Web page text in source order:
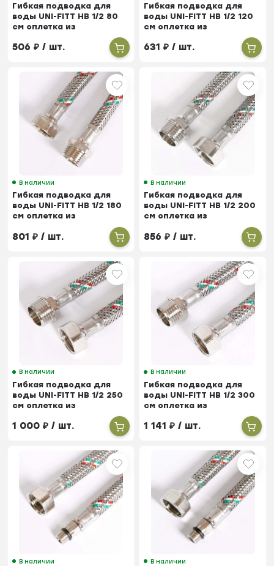
Гибкая подводка для
воды UNI-FITT НВ 1/2 80
см оплетка из
506₽ / шт.
Гибкая подводка для
воды UNI-FITT НВ 1/2 120
см оплетка из
631₽ / шт.
В наличии
Гибкая подводка для
воды UNI-FITT НВ 1/2 180
см оплетка из
801₽ / шт.
В наличии
Гибкая подводка для
воды UNI-FITT НВ 1/2 200
см оплетка из
856₽ / шт.
В наличии
Гибкая подводка для
воды UNI-FITT НВ 1/2 250
см оплетка из
1 000₽ / шт.
В наличии
Гибкая подводка для
воды UNI-FITT НВ 1/2 300
см оплетка из
1 141₽ / шт.
В наличии В наличии